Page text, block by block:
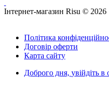
Інтернет-магазин Risu © 2026
Політика
Договір оферти
Карта сайту
Доброго дня, увійдіть в